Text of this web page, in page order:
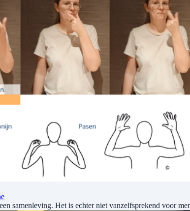
samenleving. Het is echter niet vanzelfsprekend voor